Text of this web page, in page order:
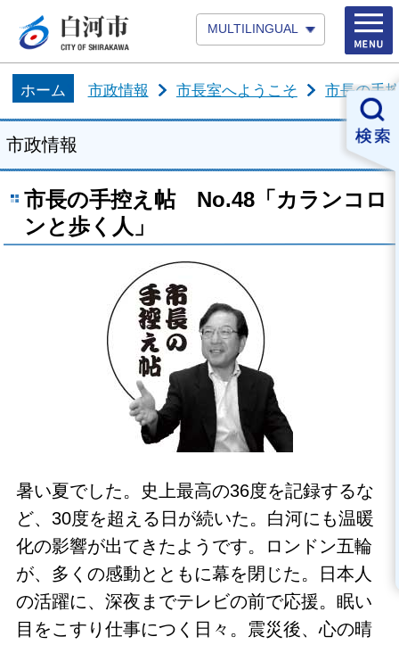
MULTILINGUAL
ホーム 市政情報 市長室へようこそ 市長の手
市政情報
市長の手控え帖 No.48「カランコロ
ンと歩く人」
暑い夏でした。史上最高の36度を記録するな
ど、30度を超える日が続いた。白河にも温暖
化の影響が出てきたようです。ロンドン五輪
が、多くの感動とともに幕を閉じた。日本人
の活躍に、深夜までテレビの前で応援。眠い
目をこすり仕事につく日々。震災後、心の晴